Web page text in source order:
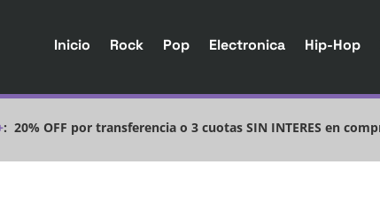
Inicio Rock Pop Electronica Hip-Hop
: 20% OFF por transferencia o 3 cuotas SIN INTERES en